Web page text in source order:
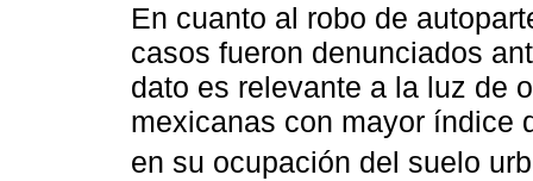
En cuanto al robo de
casos fueron denunciados
dato es relevante a la luz de
mexicanas con mayor índice
en su ocupación del suelo